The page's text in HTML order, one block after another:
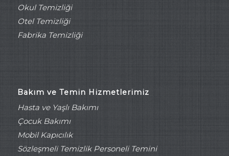
Okul Temizliği
Otel Temizliği
Fabrika Temizliği
Bakım ve Temin Hizmetlerimiz
Hasta ve Yaşlı Bakımı
Çocuk Bakımı
Mobil Kapıcılık
Sözleşmeli Temizlik Personeli Temini